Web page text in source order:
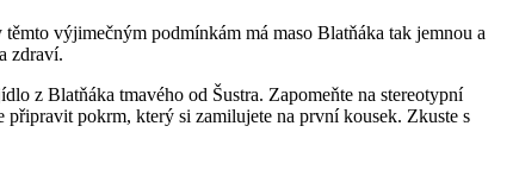
výjimečným podmínkám má maso Blatňáka tak jemnou a
zdraví.
z Blatňáka tmavého od Šustra. Zapomeňte na stereotypní
pokrm, který si zamilujete na první kousek. Zkuste s